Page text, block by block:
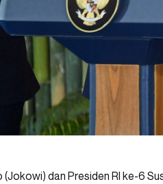
dan Presiden RI ke-6